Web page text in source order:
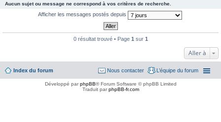
Aucun sujet ou message ne correspond à vos critères de recherche.
Afficher les messages postés depuis
0 résultat trouvé • Page 1 sur 1
Aller à
Index du forum L’équipe du forum
Nous contacter
Développé parphpBB® Forum Software © phpBB Limited
Traduit parphpBB-fr.com